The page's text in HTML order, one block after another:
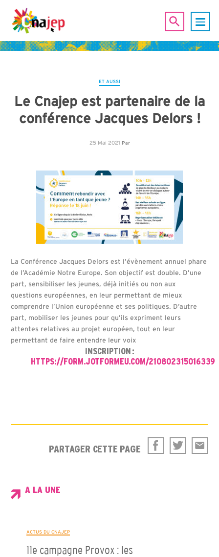
ET AUSSI
Le Cnajep est partenaire de la
conférence Jacques Delors !
25 Mai 2021 Par
La Conférence Jacques Delors est l’évènement annuel phare
de l’Académie Notre Europe. Son objectif est double. D’une
part, sensibiliser les jeunes, déjà initiés ou non aux
questions européennes, en leur permettant de mieux
comprendre l’Union européenne et ses politiques. D’autre
part, mobiliser les jeunes pour qu’ils expriment leurs
attentes relatives au projet européen, tout en leur
permettant de faire entendre leur voix
INSCRIPTION :
HTTPS://FORM.JOTFORMEU.COM/210802315016339
PARTAGER CETTE PAGE
A LA UNE
ACTUS DU CNAJEP
11e campagne Provox : les